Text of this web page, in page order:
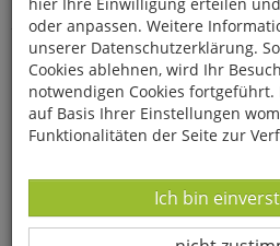
Der Falke
Viel Dreck, mehr Vögel?
oder anpassen. Weitere
unserer Datenschutzerklärung.
Cookies ablehnen, wird Ihr
notwendigen Cookies fortgeführt.
auf Basis Ihrer Einstellungen
Funktionalitäten der Seite zur
Ich bin